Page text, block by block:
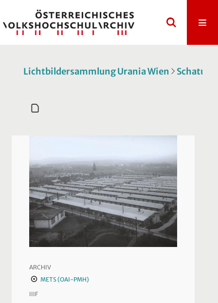
Lichtbildersammlung Urania Wien
ARCHIV
METS (OAI-PMH)
IIIF